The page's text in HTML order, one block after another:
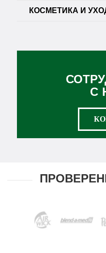
КОСМЕТИКА И
С